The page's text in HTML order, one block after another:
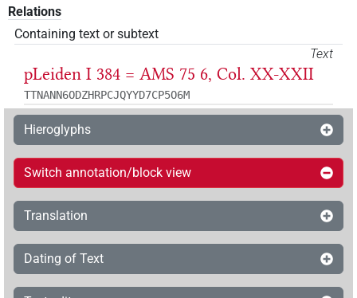
Relations
Containing text or subtext
Text
pLeiden I 384 = AMS 75 6, Col. XX-XXII
TTNANN6ODZHRPCJQYYD7CP5O6M
Hieroglyphs
Switch annotation/block view
Translation
Dating of Text